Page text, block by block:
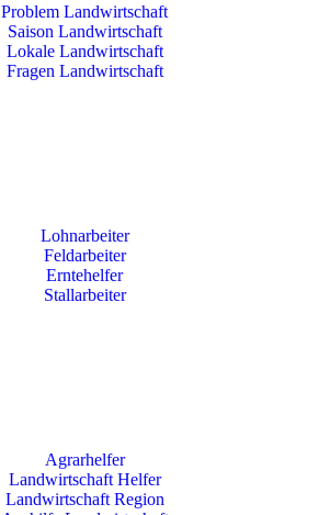
Problem Landwirtschaft
Saison Landwirtschaft
Lokale Landwirtschaft
Fragen Landwirtschaft
Lohnarbeiter
Feldarbeiter
Erntehelfer
Stallarbeiter
Agrarhelfer
Landwirtschaft Helfer
Landwirtschaft Region